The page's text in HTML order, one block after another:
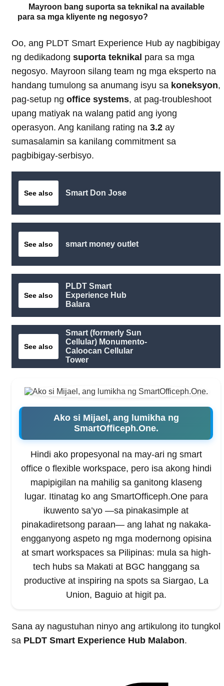
Mayroon bang suporta sa teknikal na available
para sa mga kliyente ng negosyo?
Oo, ang PLDT Smart Experience Hub ay nagbibigay
ng dedikadong suporta teknikal para sa mga
negosyo. Mayroon silang team ng mga eksperto na
handang tumulong sa anumang isyu sa koneksyon,
pag-setup ng office systems, at pag-troubleshoot
upang matiyak na walang patid ang iyong
operasyon. Ang kanilang rating na 3.2 ay
sumasalamin sa kanilang commitment sa
pagbibigay-serbisyo.
See also Smart Don Jose
See also smart money outlet
See also
PLDT Smart
Experience Hub
Balara
See also
Smart (formerly Sun
Cellular) Monumento-
Caloocan Cellular
Tower
Ako si Mijael, ang lumikha ng
SmartOfficeph.One.
Hindi ako propesyonal na may-ari ng smart
office o flexible workspace, pero isa akong hindi
mapipigilan na mahilig sa ganitong klaseng
lugar. Itinatag ko ang SmartOfficeph.One para
ikuwento sa’yo —sa pinakasimple at
pinakadiretsong paraan— ang lahat ng nakaka-
engganyong aspeto ng mga modernong opisina
at smart workspaces sa Pilipinas: mula sa high-
tech hubs sa Makati at BGC hanggang sa
productive at inspiring na spots sa Siargao, La
Union, Baguio at higit pa.
Sana ay nagustuhan ninyo ang artikulong ito tungkol
sa PLDT Smart Experience Hub Malabon.